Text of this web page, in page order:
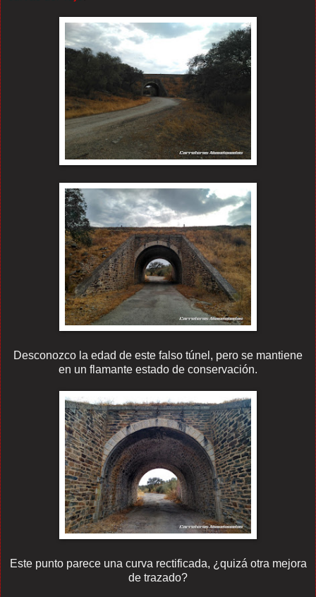
Desconozco la edad de este falso túnel, pero se mantiene
en un flamante estado de conservación.
Este punto parece una curva rectificada, ¿quizá otra mejora
de trazado?